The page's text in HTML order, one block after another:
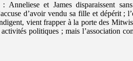
Anneliese et James disparaissent
d’avoir vendu sa fille et dépérit ;
vient frapper à la porte des
politiques ; mais l’association